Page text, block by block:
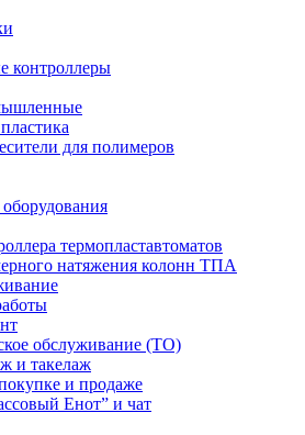
контроллеры
для полимеров
термопластавтоматов
натяжения колонн ТПА
обслуживание (ТО)
и такелаж
и продаже
Енот” и чат